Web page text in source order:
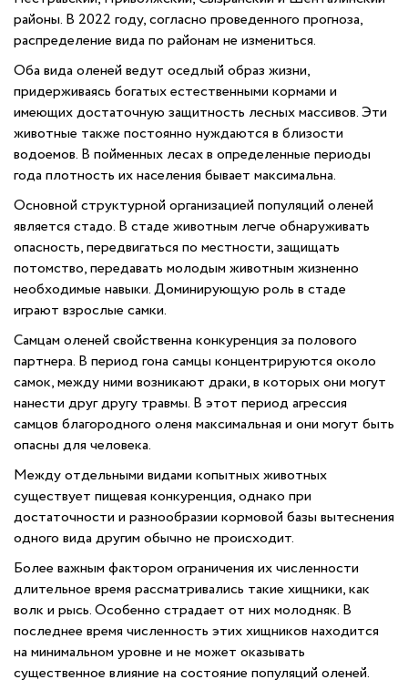
районы. В 2022 году, согласно проведенного прогноза,
распределение вида по районам не измениться.
Оба вида оленей ведут оседлый образ жизни,
придерживаясь богатых естественными кормами и
имеющих достаточную защитность лесных массивов. Эти
животные также постоянно нуждаются в близости
водоемов. В пойменных лесах в определенные периоды
года плотность их населения бывает максимальна.
Основной структурной организацией популяций оленей
является стадо. В стаде животным легче обнаруживать
опасность, передвигаться по местности, защищать
потомство, передавать молодым животным жизненно
необходимые навыки. Доминирующую роль в стаде
играют взрослые самки.
Самцам оленей свойственна конкуренция за полового
партнера. В период гона самцы концентрируются около
самок, между ними возникают драки, в которых они могут
нанести друг другу травмы. В этот период агрессия
самцов благородного оленя максимальная и они могут быть
опасны для человека.
Между отдельными видами копытных животных
существует пищевая конкуренция, однако при
достаточности и разнообразии кормовой базы вытеснения
одного вида другим обычно не происходит.
Более важным фактором ограничения их численности
длительное время рассматривались такие хищники, как
волк и рысь. Особенно страдает от них молодняк. В
последнее время численность этих хищников находится
на минимальном уровне и не может оказывать
существенное влияние на состояние популяций оленей.